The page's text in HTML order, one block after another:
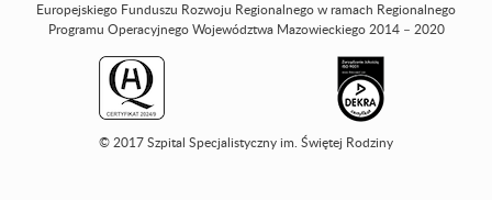
Europejskiego Funduszu Rozwoju Regionalnego w ramach Regionalnego
Programu Operacyjnego Województwa Mazowieckiego 2014 – 2020
© 2017 Szpital Specjalistyczny im. Świętej Rodziny